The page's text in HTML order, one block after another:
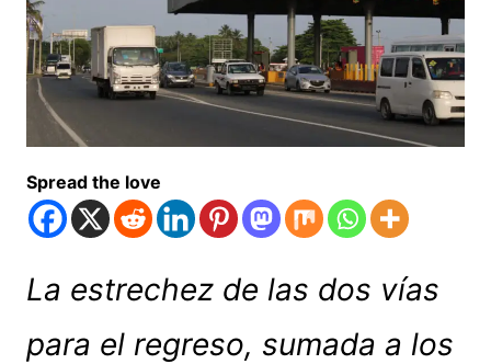
Spread the love
La estrechez de las dos vías
para el regreso, sumada a los